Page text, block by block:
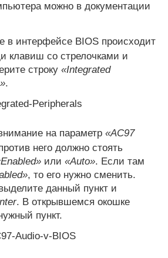
можно в документации
в интерфейсе BIOS происходит
клавиш со стрелочками и
строку «Integrated
.
на параметр «AC97
него должно стоять
или «Auto». Если там
, то его нужно сменить.
данный пункт и
. В открывшемся окошке
пункт.